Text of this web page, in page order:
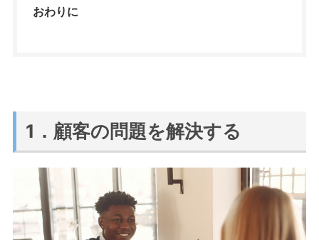
おわりに
1．顧客の問題を解決する